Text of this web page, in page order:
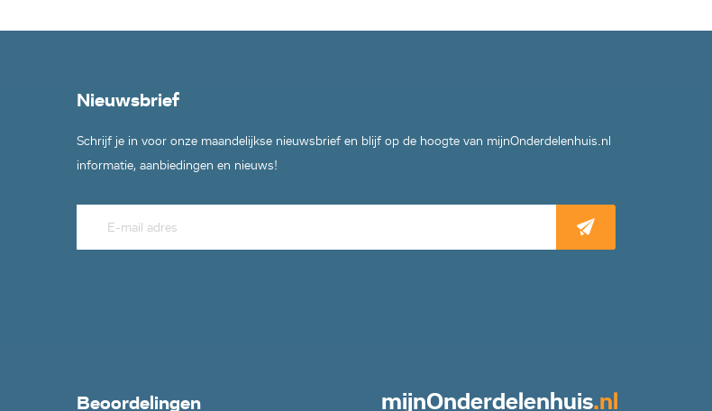
Nieuwsbrief
Schrijf je in voor onze maandelijkse nieuwsbrief en blijf op de hoogte van mijnOnderdelenhuis.nl
informatie, aanbiedingen en nieuws!
Beoordelingen mijnOnderdelenhuis.nl